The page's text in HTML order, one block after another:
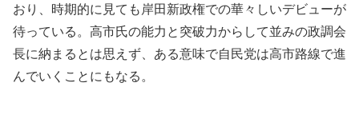
おり、時期的に見ても岸田新政権での華々しいデビューが
待っている。高市氏の能力と突破力からして並みの政調会
長に納まるとは思えず、ある意味で自民党は高市路線で進
んでいくことにもなる。